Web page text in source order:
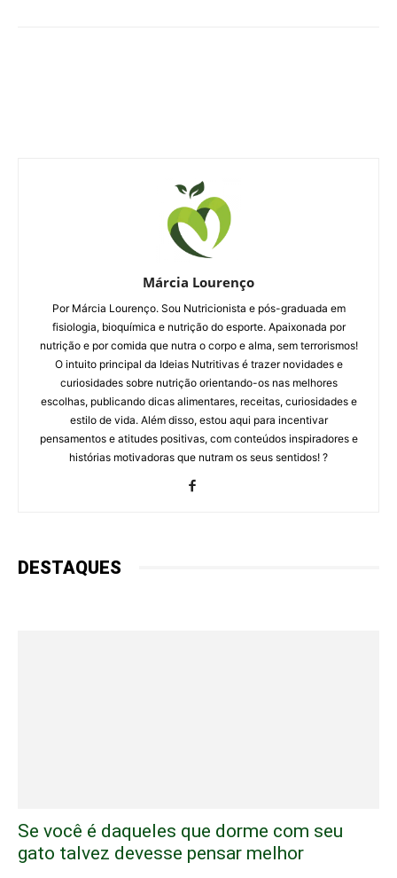
Márcia Lourenço
Por Márcia Lourenço. Sou Nutricionista e pós-graduada em
fisiologia, bioquímica e nutrição do esporte. Apaixonada por
nutrição e por comida que nutra o corpo e alma, sem terrorismos!
O intuito principal da Ideias Nutritivas é trazer novidades e
curiosidades sobre nutrição orientando-os nas melhores
escolhas, publicando dicas alimentares, receitas, curiosidades e
estilo de vida. Além disso, estou aqui para incentivar
pensamentos e atitudes positivas, com conteúdos inspiradores e
histórias motivadoras que nutram os seus sentidos! ?
DESTAQUES
Se você é daqueles que dorme com seu
gato talvez devesse pensar melhor